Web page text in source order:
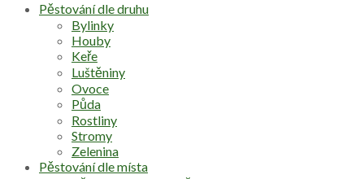
Pěstování dle druhu
Bylinky
Houby
Keře
Luštěniny
Ovoce
Půda
Rostliny
Stromy
Zelenina
Pěstování dle místa